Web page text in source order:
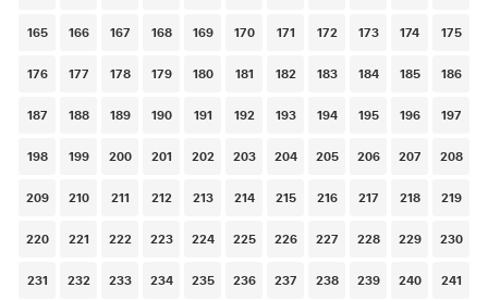
165 166 167 168 169 170 171 172 173 174 175
176 177 178 179 180 181 182 183 184 185 186
187 188 189 190 191 192 193 194 195 196 197
198 199 200 201 202 203 204 205 206 207 208
209 210 211 212 213 214 215 216 217 218 219
220 221 222 223 224 225 226 227 228 229 230
231 232 233 234 235 236 237 238 239 240 241